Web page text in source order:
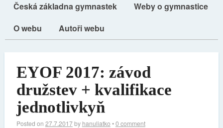
Česká základna gymnastek
Weby o gymnastice
O webu
Autoři webu
EYOF 2017: závod
družstev + kvalifikace
jednotlivkyň
Posted on 27.7.2017by hanuliatko •0 comment